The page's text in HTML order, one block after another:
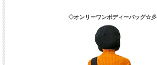
◇オンリーワンボディーバッグ☆彡